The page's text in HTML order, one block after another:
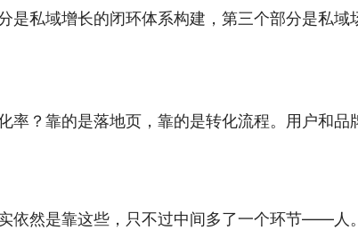
私域增长的闭环体系构建，第三个部分是私域
？靠的是落地页，靠的是转化流程。用户和品
依然是靠这些，只不过中间多了一个环节——人。